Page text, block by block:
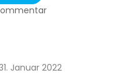
zu
Januar 2022